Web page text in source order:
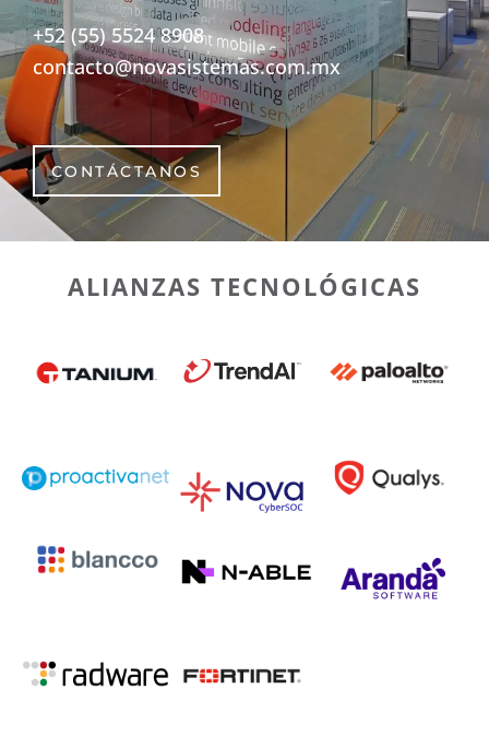
+52 (55) 5524 8908
contacto@novasistemas.com.mx
CONTÁCTANOS
ALIANZAS TECNOLÓGICAS